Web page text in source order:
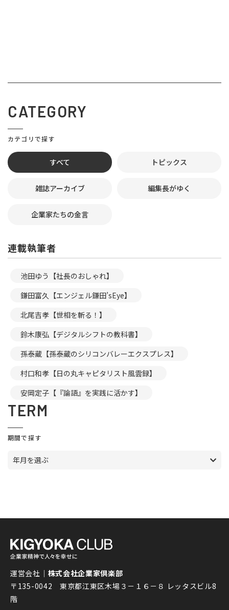
CATEGORY
カテゴリで探す
すべて トピックス
雑誌アーカイブ 編集長がゆく
企業家たちの金言
連載執筆者
池田ゆう【社長のおしゃれ】
鎌田富久【エンジェル鎌田’sEye】
北尾吉孝【世相を斬る！】
鈴木康弘【デジタルシフトの教科書】
孫泰蔵【孫泰蔵のシリコンバレーエクスプレス】
村口和孝【日の丸キャピタリスト風雲録】
安岡定子【『論語』を実践に活かす】
TERM
期間で探す
年月を選ぶ
運営会社｜ 株式会社企業家倶楽部
〒135-0042 東京都江東区木場３－１６－８ レッタスビル8
階